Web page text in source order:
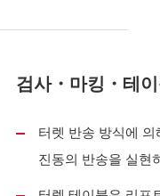
검사・마킹・테
터렛 반송 방식에 의
진동의 반송을 실현